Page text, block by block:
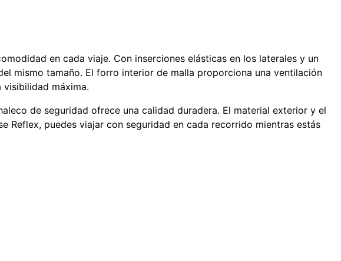
en cada viaje. Con inserciones elásticas en los laterales y un
mismo tamaño. El forro interior de malla proporciona una ventilación
visibilidad máxima.
de seguridad ofrece una calidad duradera. El material exterior y el
Reflex, puedes viajar con seguridad en cada recorrido mientras estás